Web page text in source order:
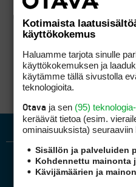
Kotimaista
käyttökokemus
Haluamme tarjota sinulle
käyttökokemuksen ja
käytämme tällä sivustolla
teknologioita.
Otava ja sen (95)
keräävät tietoa (esim.
ominaisuuk­sista)
Sisällön ja palveluiden
Kohdennettu mainonta
Kävijämäärien ja